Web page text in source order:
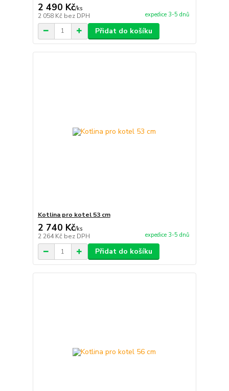
2 490 Kč/ks
2 058 Kč bez DPH expedice 3-5 dnů
Přidat do košíku
Kotlina pro kotel 53 cm
2 740 Kč/ks
2 264 Kč bez DPH expedice 3-5 dnů
Přidat do košíku